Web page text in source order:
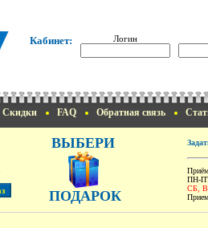
Кабинет: Логин
Скидки FAQ Обратная связь
ВЫБЕРИ
ПОДАРОК
ПН-
СБ,